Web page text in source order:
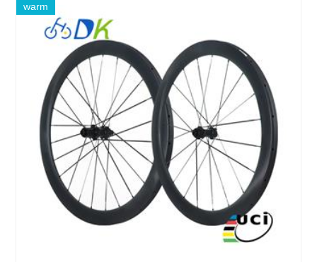
warm